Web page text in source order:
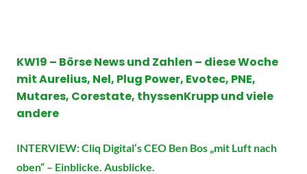
KW19 – Börse News und Zahlen – diese Woche
mit Aurelius, Nel, Plug Power, Evotec, PNE,
Mutares, Corestate, thyssenKrupp und viele
andere
INTERVIEW: Cliq Digital‘s CEO Ben Bos „mit Luft nach
oben“ – Einblicke. Ausblicke.